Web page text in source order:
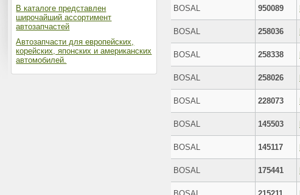
В каталоге представлен
широчайший ассортимент
автозапчастей
Автозапчасти для европейских,
корейских, японских и американских
автомобилей.
BOSAL 950089
BOSAL 258036
BOSAL 258338
BOSAL 258026
BOSAL 228073
BOSAL 145503
BOSAL 145117
BOSAL 175441